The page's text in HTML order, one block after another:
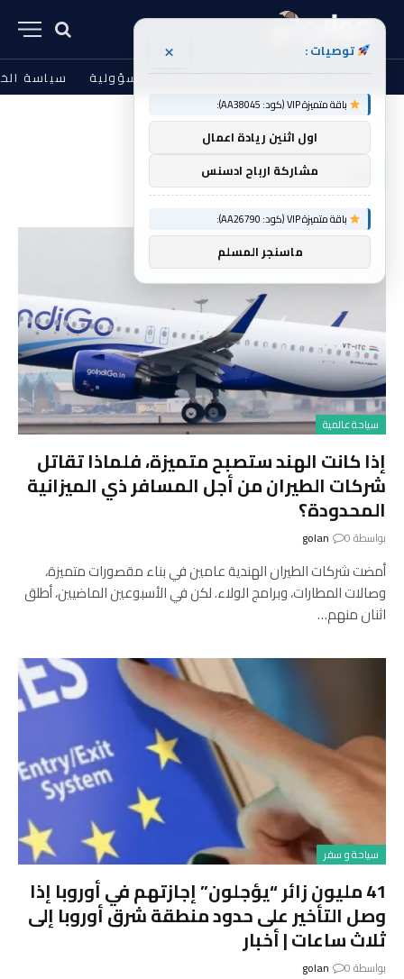
من نحن الشروط والأحكام إخلاء المسؤولية سياسة
الرئيسية » إذا
سياحة عالمية
إذا كانت الهند ستصبح متميزة، فلماذا تقاتل
شركات الطيران من أجل المسافر ذي الميزانية
المحدودة؟
بواسطة golan 0
أمضت شركات الطيران الهندية عامين في بناء مقصورات متميزة،
وصالات المطارات، وبرامج الولاء. لكن في الأسبوعين الماضيين، أطلق
اثنان منهم…
سياحة و سفر
41 مليون زائر “يؤجلون” إجازتهم في أوروبا إذا
وصل التأخير على حدود منطقة شرق أوروبا إلى
ثلاث ساعات | أخبار
بواسطة golan 0
توصيات : ×
باقة متميزة VIP (كود: AA38045):
اول اثنين ريادة اعمال
مشاركة ارباح ادسنس
باقة متميزة VIP (كود: AA26790):
ماسنجر المسلم